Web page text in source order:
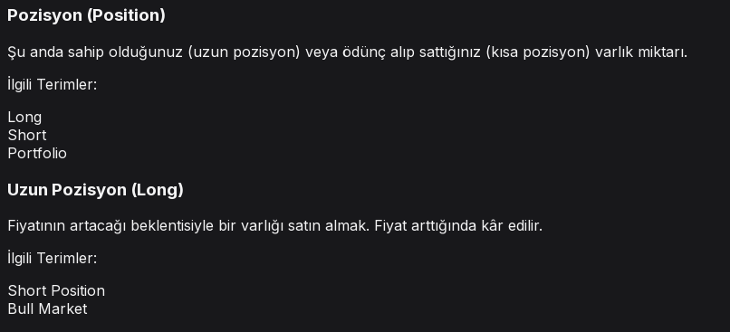
Pozisyon (Position)
Şu anda sahip olduğunuz (uzun pozisyon) veya ödünç alıp sattığınız (kısa pozisyon) varlık miktarı.
İlgili Terimler:
Long
Short
Portfolio
Uzun Pozisyon (Long)
Fiyatının artacağı beklentisiyle bir varlığı satın almak. Fiyat arttığında kâr edilir.
İlgili Terimler:
Short Position
Bull Market